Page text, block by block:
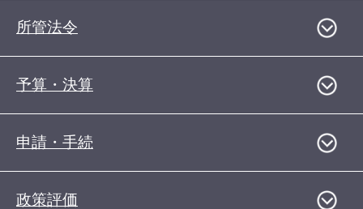
所管法令
予算・決算
申請・手続
政策評価